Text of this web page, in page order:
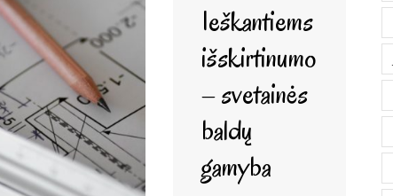
Ieškantiems
išskirtinumo
– svetainės
baldų
gamyba